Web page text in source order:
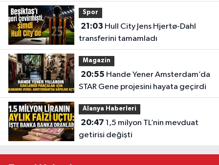
Spor
21:03
transferini tamamladı
Magazin
20:55
STAR Gene projesini hayata geçirdi
Alanya Haberleri
20:47
getirisi değişti